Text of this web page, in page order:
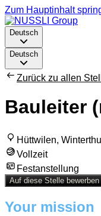
Zum Hauptinhalt
Deutsch
Deutsch
Zurück zu allen
Bauleiter
Hüttwilen,
Vollzeit
Festanstellung
Auf diese Stelle bewerben
Your mission